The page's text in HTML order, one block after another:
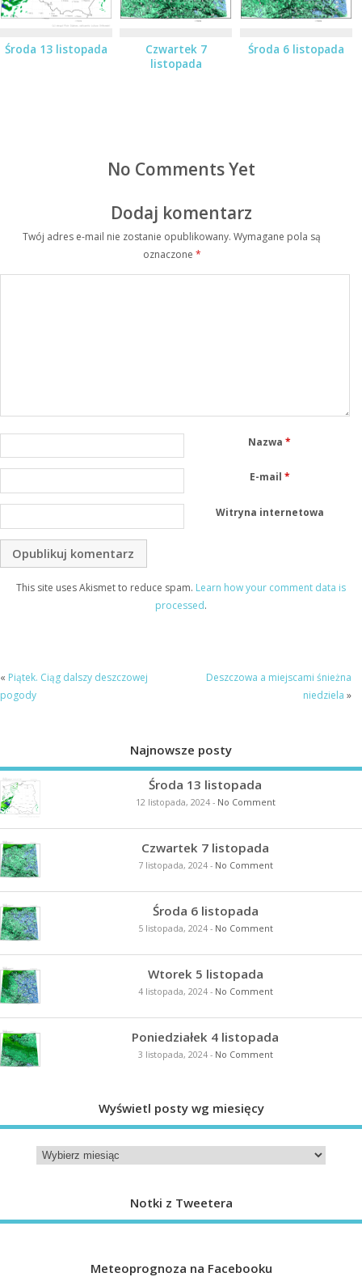
Środa 13 listopada
Czwartek 7
listopada
Środa 6 listopada
No Comments Yet
Dodaj komentarz
Twój adres e-mail nie zostanie opublikowany. Wymagane pola są
oznaczone *
Nazwa*
E-mail *
Witryna internetowa
This site uses Akismet to reduce spam. Learn how your comment data is
processed.
« Piątek. Ciąg dalszy deszczowej
pogody
Deszczowa a miejscami śnieżna
niedziela »
Najnowsze posty
Środa 13 listopada
12 listopada, 2024- No Comment
Czwartek 7 listopada
7 listopada, 2024- No Comment
Środa 6 listopada
5 listopada, 2024- No Comment
Wtorek 5 listopada
4 listopada, 2024- No Comment
Poniedziałek 4 listopada
3 listopada, 2024- No Comment
Wyświetl posty wg miesięcy
Notki z Tweetera
Meteoprognoza na Facebooku